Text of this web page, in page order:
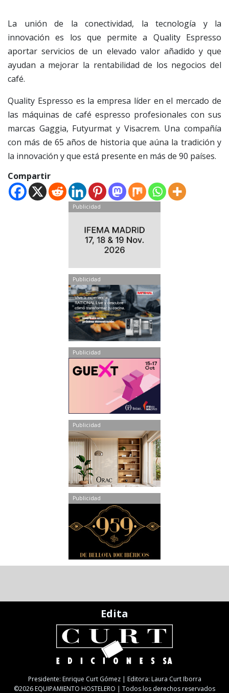
La unión de la conectividad, la tecnología y la
innovación es los que permite a Quality Espresso
aportar servicios de un elevado valor añadido y que
ayudan a mejorar la rentabilidad de los negocios del
café.
Quality Espresso es la empresa líder en el mercado de
las máquinas de café espresso profesionales con sus
marcas Gaggia, Futyurmat y Visacrem. Una compañía
con más de 65 años de historia que aúna la tradición y
la innovación y que está presente en más de 90 países.
Compartir
Publicidad
Publicidad
Publicidad
Publicidad
Publicidad
Edita
Presidente: Enrique Curt Gómez | Editora: Laura Curt Iborra
©2026 EQUIPAMIENTO HOSTELERO | Todos los derechos reservados